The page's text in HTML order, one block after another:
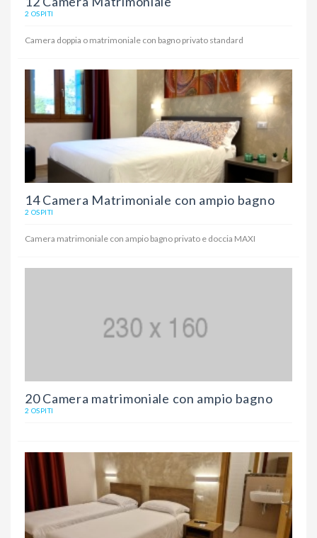
2 OSPITI
Camera doppia o matrimoniale con bagno privato standard
14 Camera Matrimoniale con ampio bagno
2 OSPITI
Camera matrimoniale con ampio bagno privato e doccia MAXI
20 Camera matrimoniale con ampio bagno
2 OSPITI